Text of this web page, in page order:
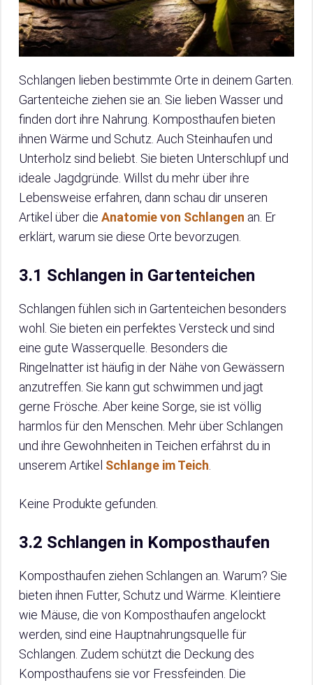
Schlangen lieben bestimmte Orte in deinem Garten.
Gartenteiche ziehen sie an. Sie lieben Wasser und
finden dort ihre Nahrung. Komposthaufen bieten
ihnen Wärme und Schutz. Auch Steinhaufen und
Unterholz sind beliebt. Sie bieten Unterschlupf und
ideale Jagdgründe. Willst du mehr über ihre
Lebensweise erfahren, dann schau dir unseren
Artikel über die Anatomie von Schlangen an. Er
erklärt, warum sie diese Orte bevorzugen.
3.1 Schlangen in Gartenteichen
Schlangen fühlen sich in Gartenteichen besonders
wohl. Sie bieten ein perfektes Versteck und sind
eine gute Wasserquelle. Besonders die
Ringelnatter ist häufig in der Nähe von Gewässern
anzutreffen. Sie kann gut schwimmen und jagt
gerne Frösche. Aber keine Sorge, sie ist völlig
harmlos für den Menschen. Mehr über Schlangen
und ihre Gewohnheiten in Teichen erfährst du in
unserem Artikel Schlange im Teich
Keine Produkte gefunden.
3.2 Schlangen in Komposthaufen
Komposthaufen ziehen Schlangen an. Warum? Sie
bieten ihnen Futter, Schutz und Wärme. Kleintiere
wie Mäuse, die von Komposthaufen angelockt
werden, sind eine Hauptnahrungsquelle für
Schlangen. Zudem schützt die Deckung des
Komposthaufens sie vor Fressfeinden. Die